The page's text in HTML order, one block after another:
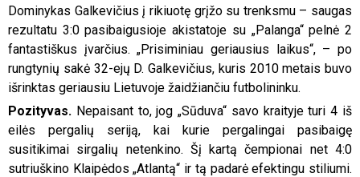
Dominykas Galkevičius į rikiuotę grįžo su trenksmu – saugas
rezultatu 3:0 pasibaigusioje akistatoje su „Palanga“ pelnė 2
fantastiškus įvarčius. „Prisiminiau geriausius laikus“, – po
rungtynių sakė 32-ejų D. Galkevičius, kuris 2010 metais buvo
išrinktas geriausiu Lietuvoje žaidžiančiu futbolininku.
Pozityvas. Nepaisant to, jog „Sūduva“ savo kraityje turi 4 iš
eilės pergalių seriją, kai kurie pergalingai pasibaigę
susitikimai sirgalių netenkino. Šį kartą čempionai net 4:0
sutriuškino Klaipėdos „Atlantą“ ir tą padarė efektingu stiliumi.